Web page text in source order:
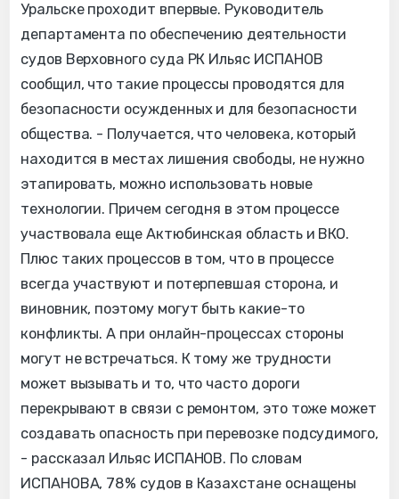
Уральске проходит впервые. Руководитель
департамента по обеспечению деятельности
судов Верховного суда РК Ильяс ИСПАНОВ
сообщил, что такие процессы проводятся для
безопасности осужденных и для безопасности
общества. - Получается, что человека, который
находится в местах лишения свободы, не нужно
этапировать, можно использовать новые
технологии. Причем сегодня в этом процессе
участвовала еще Актюбинская область и ВКО.
Плюс таких процессов в том, что в процессе
всегда участвуют и потерпевшая сторона, и
виновник, поэтому могут быть какие-то
конфликты. А при онлайн-процессах стороны
могут не встречаться. К тому же трудности
может вызывать и то, что часто дороги
перекрывают в связи с ремонтом, это тоже может
создавать опасность при перевозке подсудимого,
- рассказал Ильяс ИСПАНОВ. По словам
ИСПАНОВА, 78% судов в Казахстане оснащены